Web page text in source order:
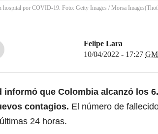
hospital por COVID-19. Foto: Getty Images / Morsa Images(Thot
Felipe Lara
10/04/2022 - 17:27
informó que Colombia alcanzó los
contagios. El número de
24 horas.